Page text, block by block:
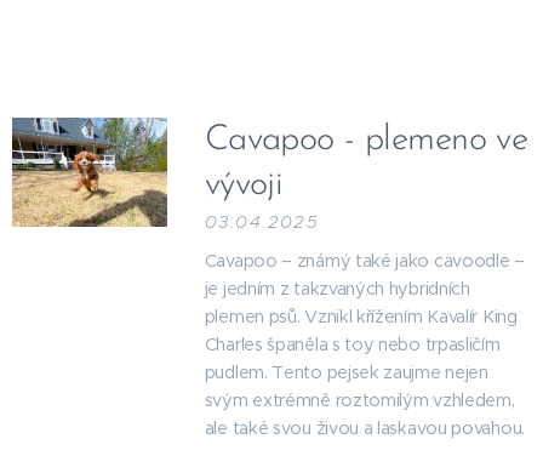
Cavapoo - plemeno ve
vývoji
03.04.2025
Cavapoo – známý také jako cavoodle –
je jedním z takzvaných hybridních
plemen psů. Vznikl křížením Kavalír King
Charles španěla s toy nebo trpasličím
pudlem. Tento pejsek zaujme nejen
svým extrémně roztomilým vzhledem,
ale také svou živou a laskavou povahou.